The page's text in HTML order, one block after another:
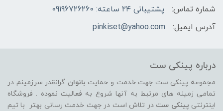
شماره تماس:
پشتیبانی ۲۴ ساعته: 09196726260
آدرس ایمیل:
pinkiset@yahoo.com
درباره پینکی ست
مجموعه پینکی ست جهت خدمت و حمایت بانوان گرانقدر سرزمینم در
تمامی زمینه های مرتبط به آنها شروع به فعالیت نموده . فروشگاه
اینترنتی پینکی ست در تلاش است در جهت خدمت رسانی بهتر با تیم